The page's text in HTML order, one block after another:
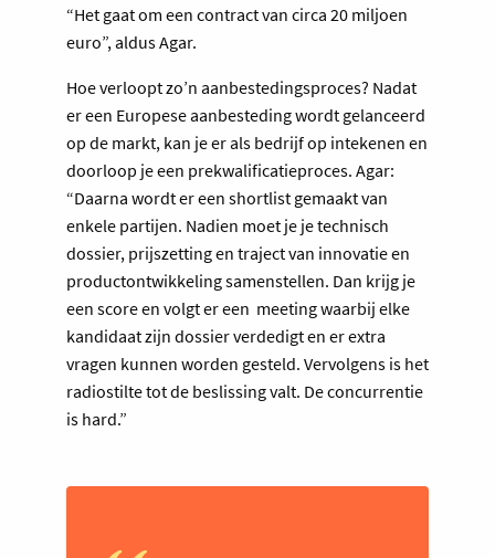
“Het gaat om een contract van circa 20 miljoen
euro”, aldus Agar.
Hoe verloopt zo’n aanbestedingsproces? Nadat
er een Europese aanbesteding wordt gelanceerd
op de markt, kan je er als bedrijf op intekenen en
doorloop je een prekwalificatieproces. Agar:
“Daarna wordt er een shortlist gemaakt van
enkele partijen. Nadien moet je je technisch
dossier, prijszetting en traject van innovatie en
productontwikkeling samenstellen. Dan krijg je
een score en volgt er een meeting waarbij elke
kandidaat zijn dossier verdedigt en er extra
vragen kunnen worden gesteld. Vervolgens is het
radiostilte tot de beslissing valt. De concurrentie
is hard.”